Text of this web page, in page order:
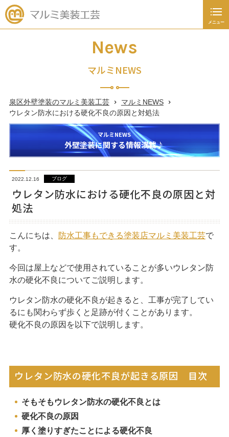
メニュー
閉じる
キャンペーン
塗装あれこれ豆知識
9：00～19：00
閉じる
News
マルミNEWS
泉区外壁塗装のマルミ美装工芸
マルミNEWS
ウレタン防水における硬化不良の原因と対処法
マルミNEWS
外壁塗装に関する情報満載♪
2022.12.16 ブログ
ウレタン防水における硬化不良の原因と対
処法
こんにちは、 防水工事もできる塗装店マルミ美装工芸で
す。
今回は屋上などで使用されていることが多いウレタン防
水の硬化不良についてご説明します。
ウレタン防水の硬化不良が起きると、工事が完了してい
るにも関わらず歩くと足跡が付くことがあります。
硬化不良の原因を以下で説明します。
ウレタン防水の硬化不良が起きる原因 目次
そもそもウレタン防水の硬化不良とは
硬化不良の原因
厚く塗りすぎたことによる硬化不良